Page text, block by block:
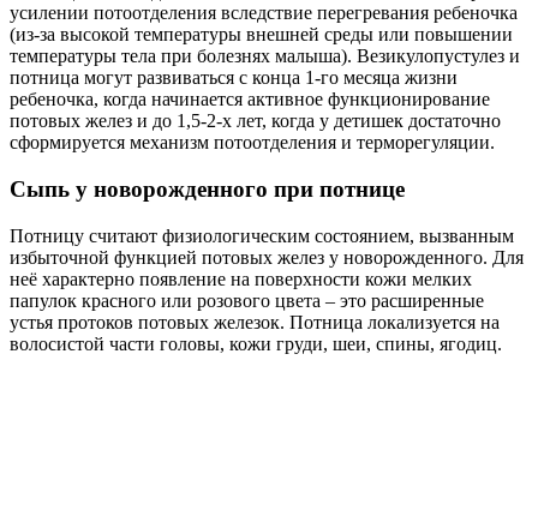
усилении потоотделения вследствие перегревания ребеночка
(из-за высокой температуры внешней среды или повышении
температуры тела при болезнях малыша). Везикулопустулез и
потница могут развиваться с конца 1-го месяца жизни
ребеночка, когда начинается активное функционирование
потовых желез и до 1,5-2-х лет, когда у детишек достаточно
сформируется механизм потоотделения и терморегуляции.
Сыпь у новорожденного при потнице
Потницу считают физиологическим состоянием, вызванным
избыточной функцией потовых желез у новорожденного. Для
неё характерно появление на поверхности кожи мелких
папулок красного или розового цвета – это расширенные
устья протоков потовых железок. Потница локализуется на
волосистой части головы, кожи груди, шеи, спины, ягодиц.